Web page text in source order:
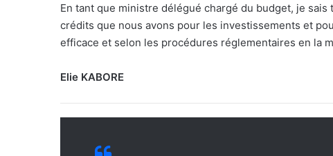
En tant que ministre délégué chargé du budget, je
crédits que nous avons pour les investissements et
efficace et selon les procédures réglementaires en la
Elie KABORE